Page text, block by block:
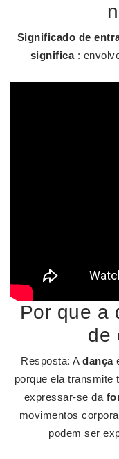
Significado de
significa:
Por que a
de
Resposta: A dança
porque ela transmite
expressar-se da
movimentos
podem ser